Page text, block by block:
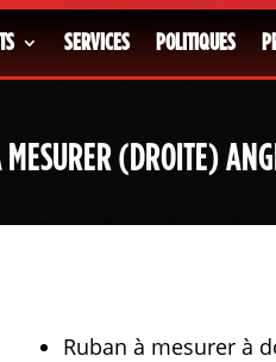
SERVICES POLITIQUES
(DROITE)
Ruban à mesurer à